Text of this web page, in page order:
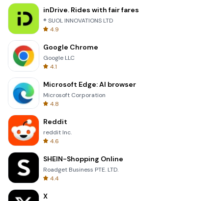
inDrive. Rides with fair fares
® SUOL INNOVATIONS LTD
4.9
Google Chrome
Google LLC
4.1
Microsoft Edge: AI browser
Microsoft Corporation
4.8
Reddit
reddit Inc.
4.6
SHEIN-Shopping Online
Roadget Business PTE. LTD.
4.4
X